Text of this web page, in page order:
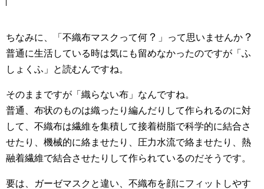
ちなみに、「不織布マスクって何 ？ 」って思いませんか ？
普通に生活している時は気にも留めなかったのですが「ふ
しょくふ」と読むんですね。
そのままですが「織らない布」なんですね。
普通、布状のものは織ったり編んだりして作られるのに対
して、不織布は繊維を集積して接着樹脂で科学的に結合さ
せたり、機械的に絡ませたり、圧力水流で絡ませたり、熱
融着繊維で結合させたりして作られているのだそうです。
要は、ガーゼマスクと違い、不織布を顔にフィットしやす